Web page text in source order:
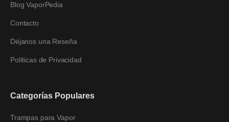
Blog VaporPedia
Contacto
Déjanos una Reseña
Políticas de Privacidad
Categorías Populares
Trampas para Vapor